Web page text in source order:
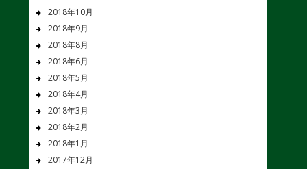
2018年10月
2018年9月
2018年8月
2018年6月
2018年5月
2018年4月
2018年3月
2018年2月
2018年1月
2017年12月